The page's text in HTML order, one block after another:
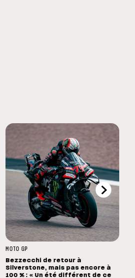
MOTO GP
Bezzecchi de retour à
Silverstone, mais pas encore à
100 % : « Un été différent de ce